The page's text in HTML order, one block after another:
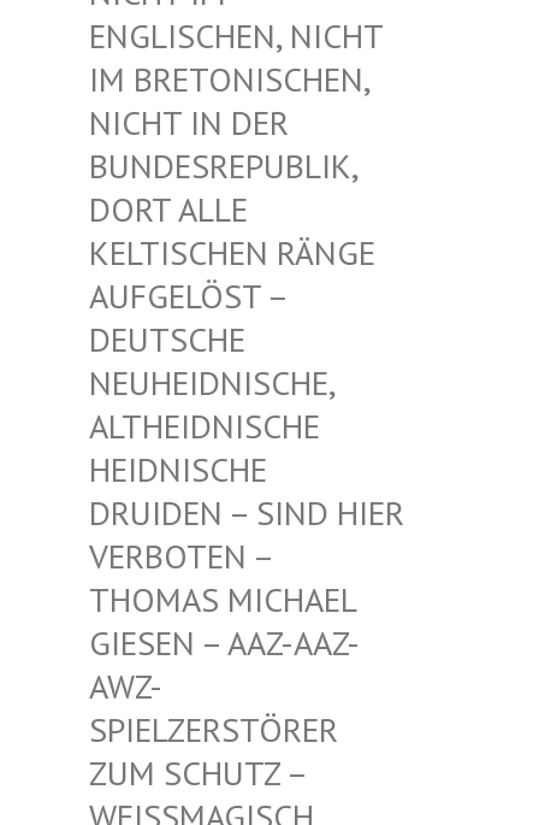
NGLISCHEN, NICHT I
M BRETONISCHEN, N
ICHT IN DER B
UNDESREPUBLIK, D
ORT ALLE K
ELTISCHEN RÄNGE A
UFGELÖST – D
EUTSCHE N
EUHEIDNISCHE, A
LTHEIDNISCHE H
EIDNISCHE D
RUIDEN – SIND HIER V
ERBOTEN – T
HOMAS MICHAEL G
IESEN – AAZ-AAZ-A
WZ-S
PIELZERSTÖRER Z
UM SCHUTZ – W
EISSMAGISCH GE